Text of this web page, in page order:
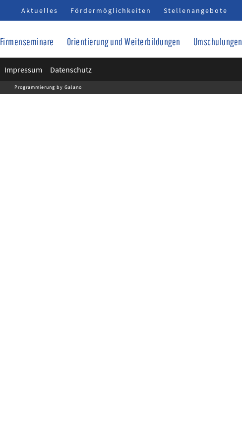
Aktuelles Fördermöglichkeiten Stellenangebote
Firmenseminare Orientierung und Weiterbildungen Umschulungen
Impressum Datenschutz
Programmierung by Galano